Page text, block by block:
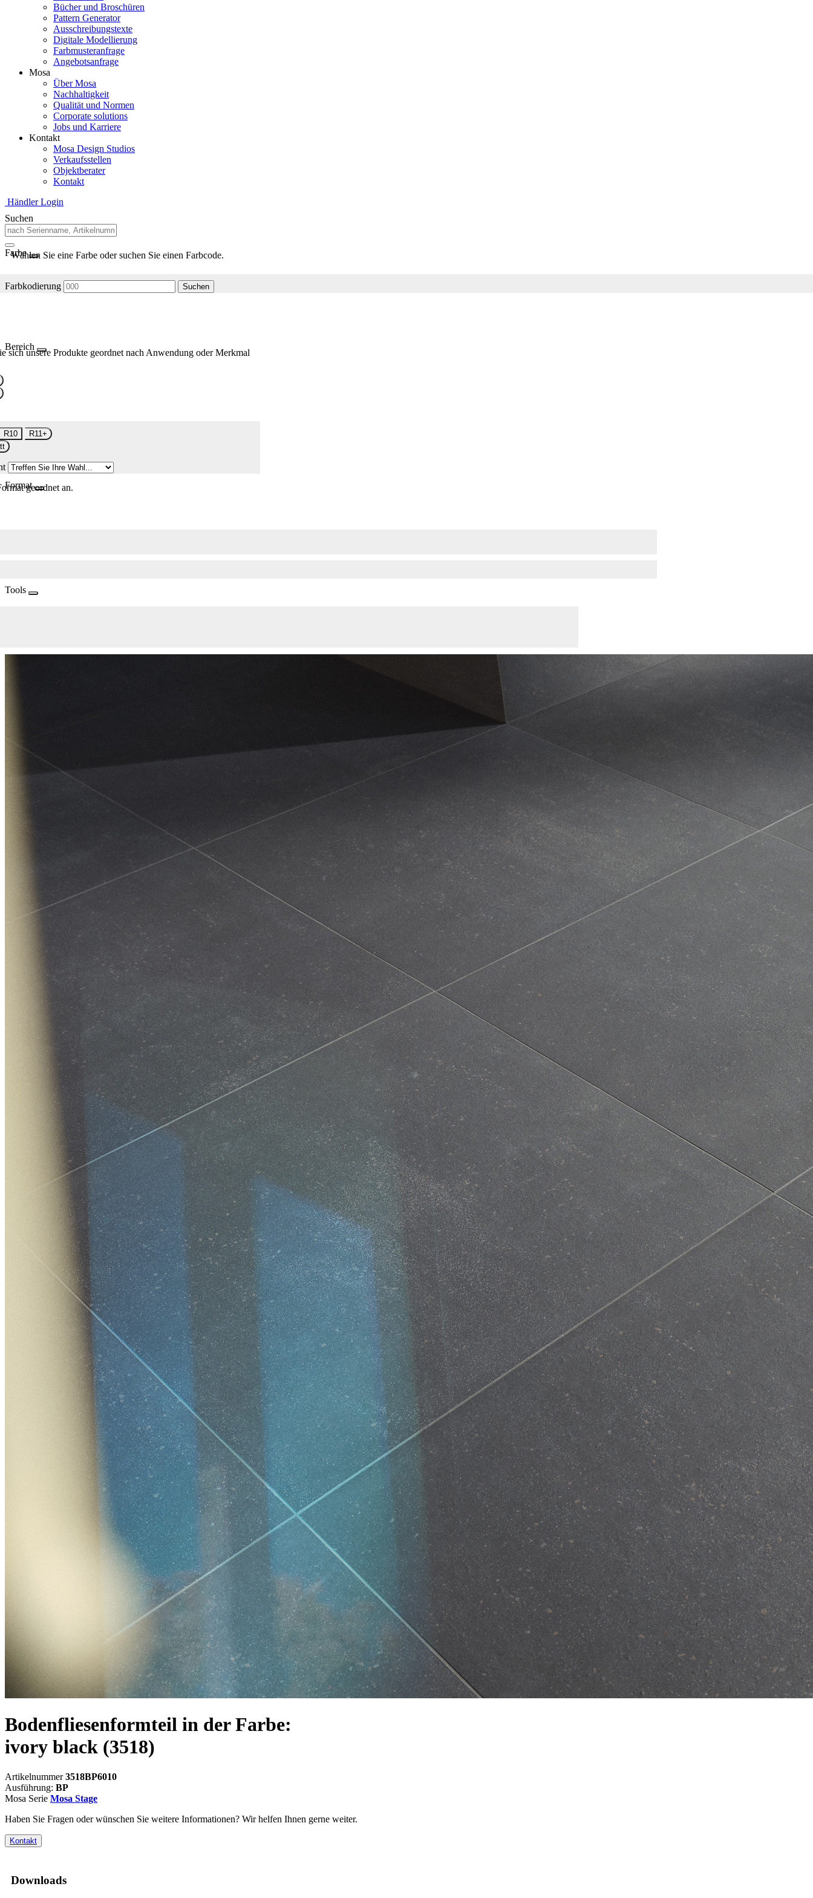
Bücher und Broschüren
Pattern Generator
Ausschreibungstexte
Digitale Modellierung
Farbmusteranfrage
Angebotsanfrage
Mosa
Über Mosa
Nachhaltigkeit
Qualität und Normen
Corporate solutions
Jobs und Karriere
Kontakt
Mosa Design Studios
Verkaufsstellen
Objektberater
Kontakt
Händler Login
Suchen
Farbe
Wählen Sie eine Farbe oder suchen Sie einen Farbcode.
Farbkodierung Suchen
Bereich
sich unsere Produkte geordnet nach Anwendung oder Merkmal
R10
R11+
Formatgeordnet an.
Tools
Bodenfliesenformteil in der Farbe:
ivory black (3518)
Artikelnummer3518BP6010
Ausführung: BP
Mosa Serie Mosa Stage
Haben Sie Fragen oder wünschen Sie weitere Informationen? Wir helfen Ihnen gerne weiter.
Kontakt
Downloads